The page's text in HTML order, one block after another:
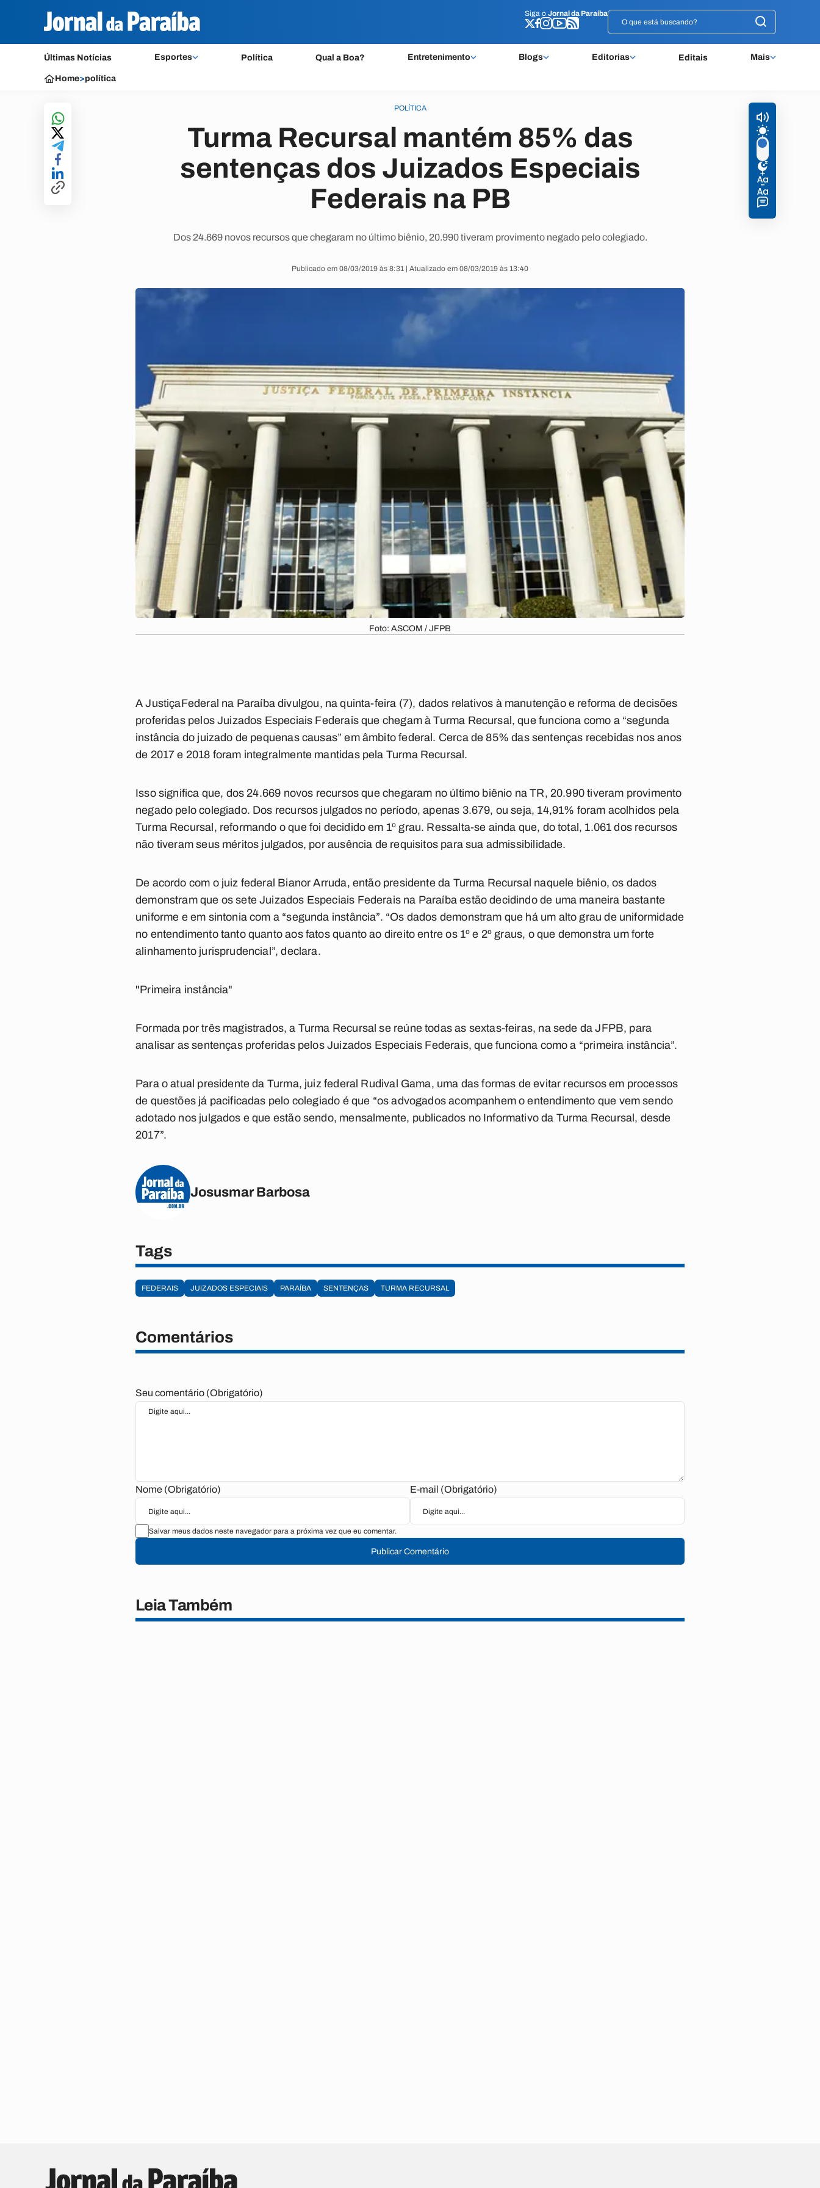
Siga o Jornal da Paraíba
Últimas Notícias Esportes Política Qual a Boa? Entretenimento Blogs Editorias Editais Mais
Siga o Jornal da Paraíba
Home>política
POLÍTICA
Turma Recursal mantém 85% das
sentenças dos Juizados Especiais
Federais na PB
Dos 24.669 novos recursos que chegaram no último biênio, 20.990 tiveram provimento negado pelo colegiado.
Publicado em 08/03/2019 às 8:31 | Atualizado em 08/03/2019 às 13:40
Foto: ASCOM / JFPB
AJustiçaFederal na Paraíba divulgou, na quinta-feira (7), dados relativos à manutenção e reforma de decisões
proferidas pelos Juizados Especiais Federais que chegam à Turma Recursal, que funciona como a “segunda
instância do juizado de pequenas causas” em âmbitofederal . Cerca de 85% das sentenças recebidas nos anos
de 2017 e 2018 foram integralmente mantidas pela Turma Recursal.
Isso significa que, dos 24.669 novos recursos que chegaram no último biênio na TR, 20.990 tiveram provimento
negado pelo colegiado. Dos recursos julgados no período, apenas 3.679, ou seja, 14,91% foram acolhidos pela
Turma Recursal, reformando o que foi decidido em 1º grau. Ressalta-se ainda que, do total, 1.061 dos recursos
não tiveram seus méritos julgados, por ausência de requisitos para sua admissibilidade.
De acordo com o juiz federal Bianor Arruda, então presidente da Turma Recursal naquele biênio, os dados
demonstram que os sete Juizados Especiais Federais na Paraíba estão decidindo de uma maneira bastante
uniforme e em sintonia com a “segunda instância”. “Os dados demonstram que há um alto grau de uniformidade
no entendimento tanto quanto aos fatos quanto ao direito entre os 1º e 2º graus, o que demonstra um forte
alinhamento jurisprudencial”, declara.
"Primeira instância"
Formada por três magistrados, a Turma Recursal se reúne todas as sextas-feiras, na sede da JFPB, para
analisar as sentenças proferidas pelos Juizados Especiais Federais, que funciona como a “primeira instância”.
Para o atual presidente da Turma, juiz federal Rudival Gama, uma das formas de evitar recursos em processos
de questões já pacificadas pelo colegiado é que “os advogados acompanhem o entendimento que vem sendo
adotado nos julgados e que estão sendo, mensalmente, publicados no Informativo da Turma Recursal, desde
2017”.
Josusmar Barbosa
Tags
FEDERAIS JUIZADOS ESPECIAIS PARAÍBA SENTENÇAS TURMA RECURSAL
Comentários
Seu comentário (Obrigatório)
Nome (Obrigatório) E-mail (Obrigatório)
Salvar meus dados neste navegador para a próxima vez que eu comentar.
Publicar Comentário
Leia Também